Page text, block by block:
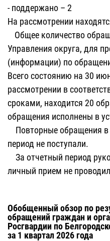
- поддержано – 2
На рассмотрении
Общее количество
Управления округа, для
(информации) по
Всего состоянию на 30
рассмотрении в
сроками, находится 20
обращения исполнены в
Повторные обращения в
период не поступали.
За отчетный период
личный прием не
Обобщенный обзор по
обращений граждан и
Росгвардии по
за 1 квартал 2026 года